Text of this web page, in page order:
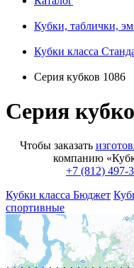
Кубки, таблички,
Кубки класса
Серия кубков 1086
Серия
Чтобы заказать
компанию
+7 (812) 497-
Кубки класса Бюджет
спортивные